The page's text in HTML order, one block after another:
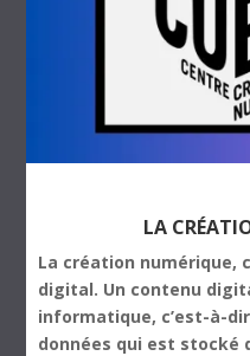
LA
La création numérique,
digital. Un contenu
informatique, c’est-à-
données qui est stocké